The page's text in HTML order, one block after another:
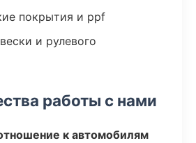
покрытия и ppf
и рулевого
работы с нами
к автомобилям